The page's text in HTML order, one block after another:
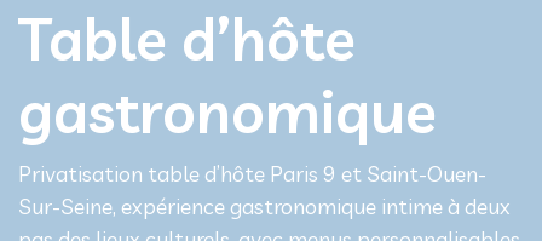
Table d’hôte
gastronomique
Privatisation table d’hôte Paris 9 et Saint-Ouen-
Sur-Seine, expérience gastronomique intime à deux